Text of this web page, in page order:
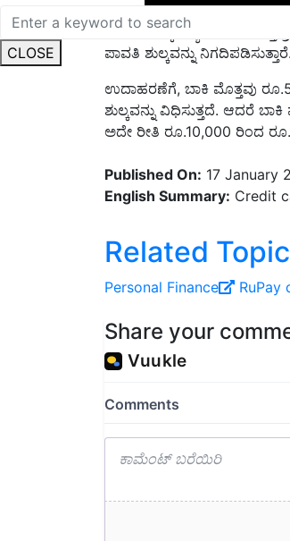
CLOSE
ವಿಳಂಬ ಶುಲ್ಕ: ಬ್ಯಾಂಕ್‌ಗಳು
ಪಾವತಿ ಶುಲ್ಕವನ್ನು
ಉದಾಹರಣೆಗೆ, ಬಾಕಿ ಮೊತ್ತವು
ಶುಲ್ಕವನ್ನು ವಿಧಿಸುತ್ತದೆ. ಆದರೆ
ಅದೇ ರೀತಿ ರೂ.10,000 ರಿಂದ
English Summary:Credit
Related Topics
Personal Finance RuPay